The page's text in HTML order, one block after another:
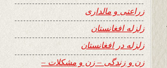
زراعتی و مالداری
زلزله افغانستان
زلزله در افغانستان
زن و زندگی – زن و مشکلات –